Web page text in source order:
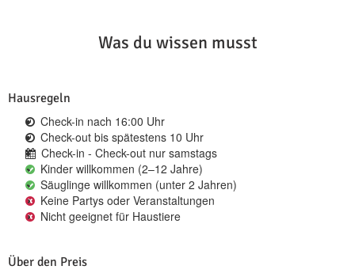
Was du wissen musst
Hausregeln
Check-in nach 16:00 Uhr
Check-out bis spätestens 10 Uhr
Check-in - Check-out nur samstags
Kinder willkommen (2–12 Jahre)
Säuglinge willkommen (unter 2 Jahren)
Keine Partys oder Veranstaltungen
Nicht geeignet für Haustiere
Über den Preis